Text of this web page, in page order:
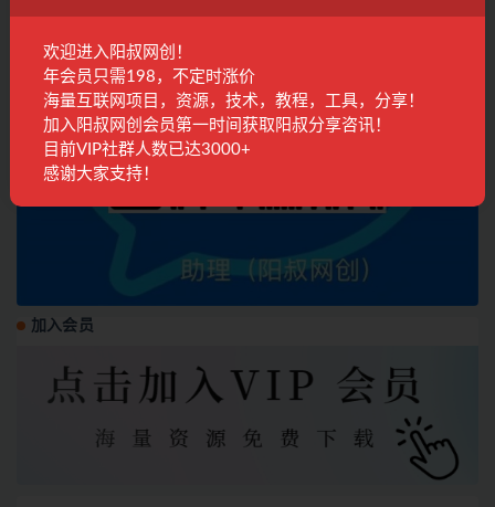
加入会员
欢迎进入阳叔网创！
年会员只需198，不定时涨价
海量互联网项目，资源，技术，教程，工具，分享！
加入阳叔网创会员第一时间获取阳叔分享咨讯！
目前VIP社群人数已达3000+
感谢大家支持！